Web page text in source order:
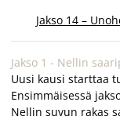
Jakso 14 –
Jakso 1 - Nellin
Uusi kausi starttaa
Ensimmäisessä
Nellin suvun rakas